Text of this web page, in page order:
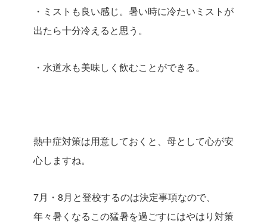
・ミストも良い感じ。暑い時に冷たいミストが
出たら十分冷えると思う。
・水道水も美味しく飲むことができる。
熱中症対策は用意しておくと、母として心が安
心しますね。
7月・8月と登校するのは決定事項なので、
年々暑くなるこの猛暑を過ごすにはやはり対策